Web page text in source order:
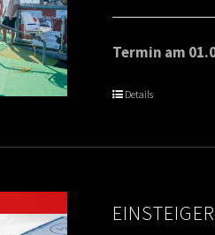
Termin am
Details